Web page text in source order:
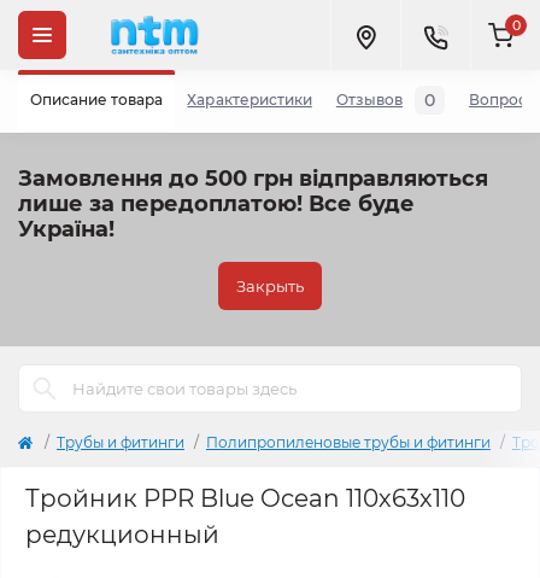
Замовлення до 500 грн відправляються
лише за передоплатою! Все буде
Україна!
Закрыть
0
Трубы и фитинги Полипропиленовые трубы и фитинги
Тройник PPR Blue Ocean 110х63х110
редукционный
Описание товара Характеристики Отзывов 0 Вопросы